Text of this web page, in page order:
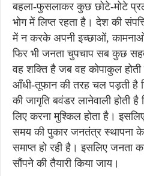
बहला-फुसलाकर कुछ छोटे-मोटे
भोग में लिप्त रहता है। देश की
में न करके अपनी इच्छाओं, कामनाओं
फिर भी जनता चुपचाप सब कुछ
वह शक्ति है जब वह कोपाकुल
आँधी-तूफान की तरह चल पड़ती है
की जागृति बवंडर लानेवाली होती है
लिए करना मुश्किल होता है।
समय की पुकार जनतंत्र स्थापना
समाप्त हो रही है। इसलिए जनता
सौंपने की तैयारी किया जाय।